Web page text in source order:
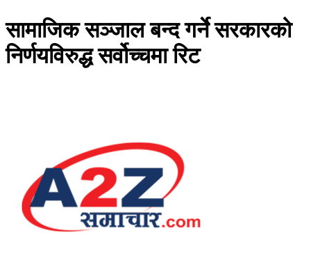
सामाजिक सञ्जाल बन्द गर्ने सरकारको
निर्णयविरुद्ध सर्वोच्चमा रिट